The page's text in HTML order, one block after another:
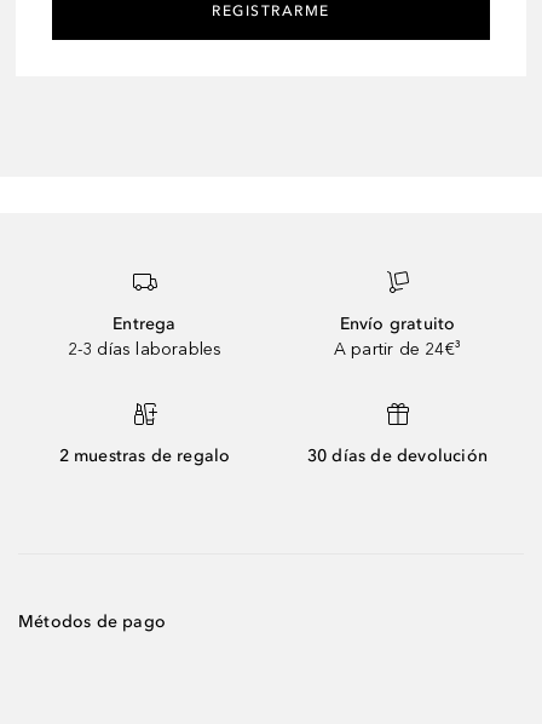
REGISTRARME
Entrega
2-3 días laborables
Envío gratuito
A partir de 24€³
2 muestras de regalo 30 días de devolución
Métodos de pago